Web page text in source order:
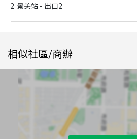
2 景美站 - 出口2
相似社區/商辦